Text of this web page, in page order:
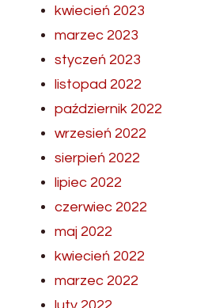
kwiecień 2023
marzec 2023
styczeń 2023
listopad 2022
październik 2022
wrzesień 2022
sierpień 2022
lipiec 2022
czerwiec 2022
maj 2022
kwiecień 2022
marzec 2022